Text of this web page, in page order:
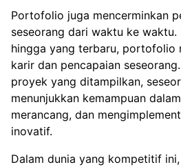
Portofolio juga mencerminkan
seseorang dari waktu ke
hingga yang terbaru, portofolio
karir dan pencapaian
proyek yang ditampilkan,
menunjukkan kemampuan
merancang, dan
inovatif.
Dalam dunia yang kompetitif